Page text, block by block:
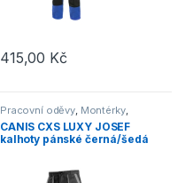
415,00 Kč
Pracovní oděvy, Montérky,
Kalhoty
CANIS CXS LUXY JOSEF
kalhoty pánské černá/šedá